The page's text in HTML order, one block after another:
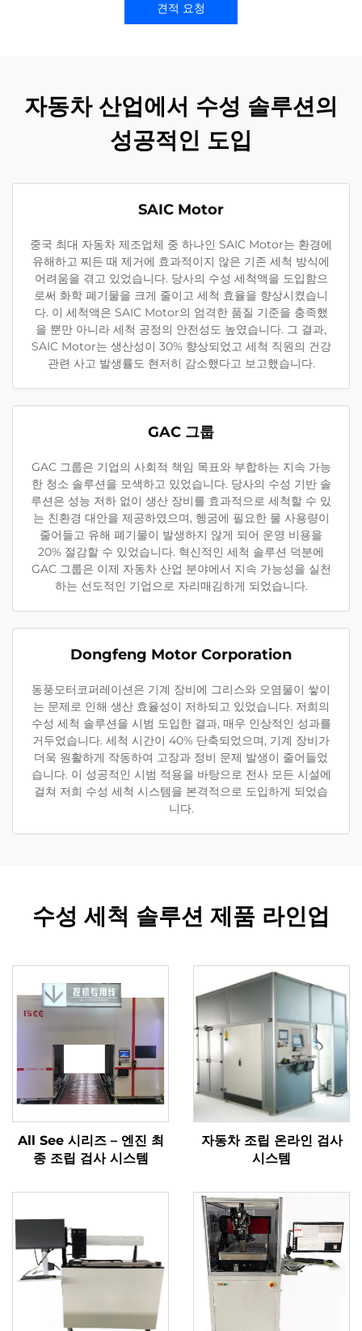
견적 요청
자동차 산업에서 수성 솔루션의
성공적인 도입
SAIC Motor
중국 최대 자동차 제조업체 중 하나인 SAIC Motor는 환경에
유해하고 찌든 때 제거에 효과적이지 않은 기존 세척 방식에
어려움을 겪고 있었습니다. 당사의 수성 세척액을 도입함으
로써 화학 폐기물을 크게 줄이고 세척 효율을 향상시켰습니
다. 이 세척액은 SAIC Motor의 엄격한 품질 기준을 충족했
을 뿐만 아니라 세척 공정의 안전성도 높였습니다. 그 결과,
SAIC Motor는 생산성이 30% 향상되었고 세척 직원의 건강
관련 사고 발생률도 현저히 감소했다고 보고했습니다.
GAC 그룹
GAC 그룹은 기업의 사회적 책임 목표와 부합하는 지속 가능
한 청소 솔루션을 모색하고 있었습니다. 당사의 수성 기반 솔
루션은 성능 저하 없이 생산 장비를 효과적으로 세척할 수 있
는 친환경 대안을 제공하였으며, 헹굼에 필요한 물 사용량이
줄어들고 유해 폐기물이 발생하지 않게 되어 운영 비용을
20% 절감할 수 있었습니다. 혁신적인 세척 솔루션 덕분에
GAC 그룹은 이제 자동차 산업 분야에서 지속 가능성을 실천
하는 선도적인 기업으로 자리매김하게 되었습니다.
Dongfeng Motor Corporation
동풍모터코퍼레이션은 기계 장비에 그리스와 오염물이 쌓이
는 문제로 인해 생산 효율성이 저하되고 있었습니다. 저희의
수성 세척 솔루션을 시범 도입한 결과, 매우 인상적인 성과를
거두었습니다. 세척 시간이 40% 단축되었으며, 기계 장비가
더욱 원활하게 작동하여 고장과 정비 문제 발생이 줄어들었
습니다. 이 성공적인 시범 적용을 바탕으로 전사 모든 시설에
걸쳐 저희 수성 세척 시스템을 본격적으로 도입하게 되었습
니다.
수성 세척 솔루션 제품 라인업
All See 시리즈 – 엔진 최
종 조립 검사 시스템
자동차 조립 온라인 검사
시스템